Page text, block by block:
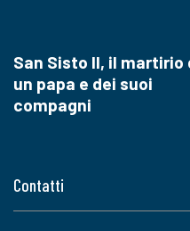
Contatti
San Sisto II, il martirio
un papa e dei suoi
compagni